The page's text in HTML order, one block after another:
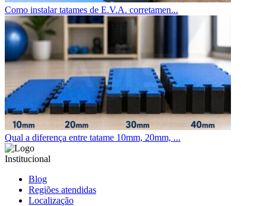
Como instalar tatames de E.V.A. corretamen...
Qual a diferença entre tatame 10mm, 20mm, ...
Institucional
Blog
Regiões atendidas
Localização